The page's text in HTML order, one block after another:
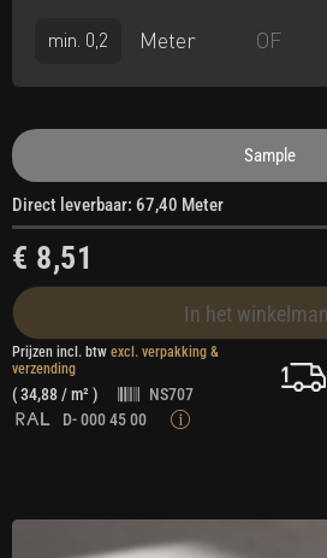
Meter OF
Sample
Direct leverbaar: 67,40 Meter
€ 8,51
In het
Prijzen incl. btw excl. verpakking &
verzending
(34,88/ m² )
NS707
D- 000 45 00